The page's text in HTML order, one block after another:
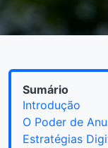
Sumário
Introdução
O Poder de
Estratégias